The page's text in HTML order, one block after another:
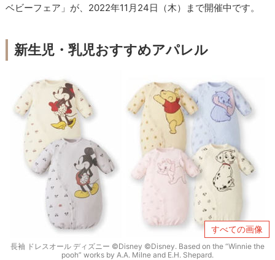
ベビーフェア」が、2022年11月24日（木）まで開催中です。
新生児・乳児おすすめアパレル
すべての画像
長袖 ドレスオール ディズニー ©Disney ©Disney. Based on the “Winnie the
pooh” works by A.A. Milne and E.H. Shepard.